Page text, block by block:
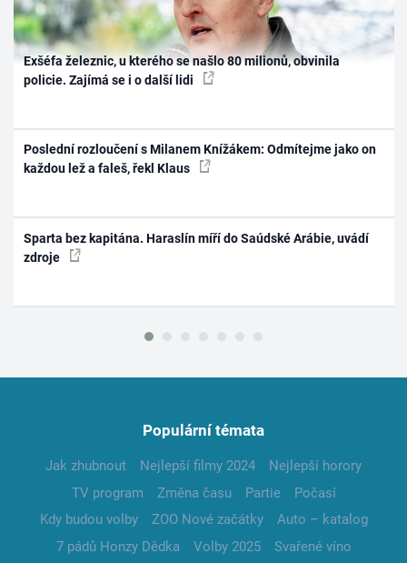
Exšéfa železnic, u kterého se našlo 80 milionů, obvinila
policie. Zajímá se i o další lidi
Poslední rozloučení s Milanem Knížákem: Odmítejme jako on
každou lež a faleš, řekl Klaus
Sparta bez kapitána. Haraslín míří do Saúdské Arábie, uvádí
zdroje
Populární témata
Jak zhubnout Nejlepší filmy 2024
Nejlepší horory
TV program
Změna času Partie
Počasí
Kdy budou volby
ZOO Nové začátky
Auto – katalog
7 pádů Honzy Dědka
Volby 2025
Svařené víno